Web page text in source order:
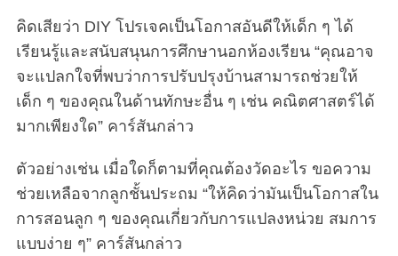
คิดเสียว่า DIY โปรเจคเป็นโอกาสอันดีให้เด็ก ๆ ได้
เรียนรู้และสนับสนุนการศึกษานอกห้องเรียน “คุณอาจ
จะแปลกใจที่พบว่าการปรับปรุงบ้านสามารถช่วยให้
เด็ก ๆ ของคุณในด้านทักษะอื่น ๆ เช่น คณิตศาสตร์ได้
มากเพียงใด” คาร์สันกล่าว
ตัวอย่างเช่น เมื่อใดก็ตามที่คุณต้องวัดอะไร ขอความ
ช่วยเหลือจากลูกชั้นประถม “ให้คิดว่ามันเป็นโอกาสใน
การสอนลูก ๆ ของคุณเกี่ยวกับการแปลงหน่วย สมการ
แบบง่าย ๆ” คาร์สันกล่าว